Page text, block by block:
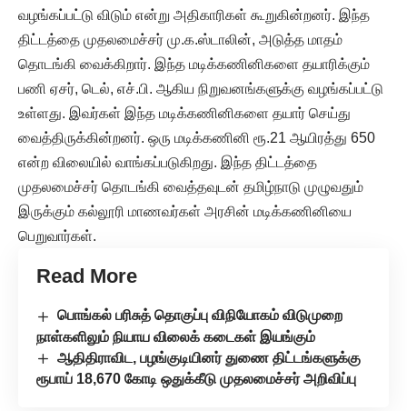
வழங்கப்பட்டு விடும் என்று அதிகாரிகள் கூறுகின்றனர். இந்த
திட்டத்தை முதலமைச்சர் மு.க.ஸ்டாலின், அடுத்த மாதம்
தொடங்கி வைக்கிறார். இந்த மடிக்கணினிகளை தயாரிக்கும்
பணி ஏசர், டெல், எச்.பி. ஆகிய நிறுவனங்களுக்கு வழங்கப்பட்டு
உள்ளது. இவர்கள் இந்த மடிக்கணினிகளை தயார் செய்து
வைத்திருக்கின்றனர். ஒரு மடிக்கணினி ரூ.21 ஆயிரத்து 650
என்ற விலையில் வாங்கப்படுகிறது. இந்த திட்டத்தை
முதலமைச்சர் தொடங்கி வைத்தவுடன் தமிழ்நாடு முழுவதும்
இருக்கும் கல்லூரி மாணவர்கள் அரசின் மடிக்கணினியை
பெறுவார்கள்.
Read More
பொங்கல் பரிசுத் தொகுப்பு விநியோகம் விடுமுறை
நாள்களிலும் நியாய விலைக் கடைகள் இயங்கும்
ஆதிதிராவிட, பழங்குடியினர் துணை திட்டங்களுக்கு
ரூபாய் 18,670 கோடி ஒதுக்கீடு முதலமைச்சர் அறிவிப்பு